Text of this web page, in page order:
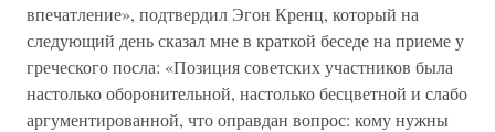
впечатление», подтвердил Эгон Кренц, который на
следующий день сказал мне в краткой беседе на приеме у
греческого посла: «Позиция советских участников была
настолько оборонительной, настолько бесцветной и слабо
аргументированной, что оправдан вопрос: кому нужны